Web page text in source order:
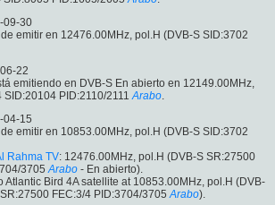
09-30
emitir en 12476.00MHz, pol.H (DVB-S SID:3702
22
emitiendo en DVB-S En abierto en 12149.00MHz,
PID:2110/2111 Arabo.
04-15
emitir en 10853.00MHz, pol.H (DVB-S SID:3702
Rahma TV: 12476.00MHz, pol.H (DVB-S SR:27500
3705 Arabo - En abierto).
Atlantic Bird 4A satellite at 10853.00MHz, pol.H (DVB-
FEC:3/4 PID:3704/3705 Arabo).